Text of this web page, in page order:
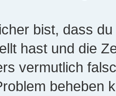
bist, dass
hast und die
vermutlich
beheben